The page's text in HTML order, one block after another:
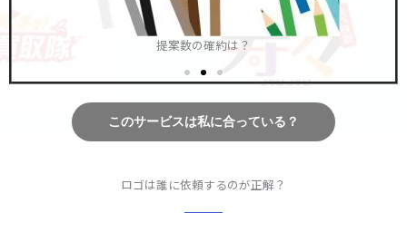
提案数の確約は？
このサービスは私に合っている？
ロゴは誰に依頼するのが正解？